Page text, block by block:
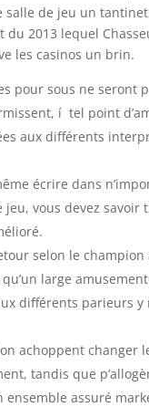
salle de jeu un
du 2013 lequel
les casinos un brin.
pour sous ne seront
í tel point
aux différents
écrire dans
jeu, vous devez savoir
selon le champion
large
différents parieurs y
achoppent changer
tandis que
ensemble assuré